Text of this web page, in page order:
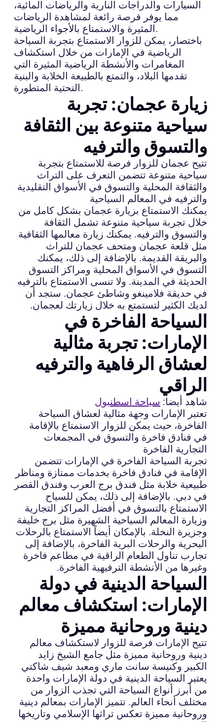
السيارات والدراجات النارية والرياضات المائية،
مما يوفر فرصة رائعة لمشاهدة الرياضات
المثيرة والاستمتاع بالأجواء الرياضية.
باختصار، يمكن للزوار الاستمتاع بتجربة السياحة
الرياضية في الإمارات من خلال استكشاف
المغامرات والأنشطة الرياضية المثيرة التي
تقدمها البلاد، والتمتع بالطبيعة الخلابة والبنية
التحتية المتطورة.
زيارة عجمان: تجربة
سياحية متنوعة بين الثقافة
والتسوق والترفيه
تتيح عجمان للزوار فرصة للاستمتاع بتجربة
سياحية متنوعة تتضمن التعرف على التراث
والثقافة المحلية والتسوق في الأسواق التقليدية
والترفيه في المعالم السياحية
يمكنك الاستمتاع بزيارة عجمان بشكل كامل من
خلال تجربة سياحية متنوعة تشمل الثقافة
والتسوق والترفيه. يمكنك زيارة معالمها الثقافية
مثل قلعة عجمان ومتحف عجمان للتراث
والبريقة القديمة. بالإضافة إلى ذلك، يمكنك
التسوق في الأسواق المحلية ومراكز التسوق
الحديثة في المدينة. ولا تنسى الاستمتاع بالترفيه
في حديقة فلامينغو وشاطئ عجمان. ستجد أن
لديك الكثير لتستمتع به خلال زيارتك لعجمان.
السياحة الفاخرة في
الإمارات: تجربة مثالية
لعشاق الرفاهية والترفيه
الراقي
شاهد أيضا: سياحة اسطنبول
تعتبر الإمارات وجهة مثالية لعشاق السياحة
الفاخرة، حيث يمكن للزوار الاستمتاع بالإقامة
في فنادق فاخرة والتسوق في المجمعات
التجارية الفاخرة
تجربة السياحة الفاخرة في الإمارات تتضمن
الإقامة في فنادق فاخرة بخدمات ممتازة ومناظر
طبيعية خلابة مثل فندق برج العرب وفندق القصر
في دبي. بالإضافة إلى ذلك، يمكن للسياح
الاستمتاع بالتسوق في أفضل المراكز التجارية
وزيارة المعالم السياحية الشهيرة مثل برج خليفة
وجزيرة النخلة. بالإمكان أيضاً الاستمتاع بالرحلات
البحرية والرحلات البرية الفاخرة، بالإضافة إلى
تجارب تناول الطعام الراقية في مطاعم فاخرة
وغيرها من الأنشطة الترفيهية الفاخرة.
السياحة الدينية في دولة
الإمارات: استكشاف معالم
دينية وروحانية مميزة
تتيح الإمارات فرصة للزوار لاستكشاف معالم
دينية وروحانية مميزة مثل جامع الشيخ زايد
الكبير وكنيسة سانت ماري ومعبد شيف شاكتي
يعتبر السياحة الدينية في دولة الإمارات واحدة
من أبرز أنواع السياحة التي تجذب الزوار من
مختلف أنحاء العالم. تتميز الإمارات بمعالم دينية
وروحانية مميزة تعكس تراثها الإسلامي وتاريخها